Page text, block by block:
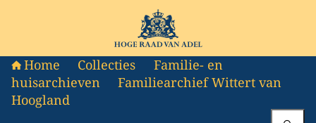
Naar de homepage van Hoge Raad van Adel
Home Collecties
Familie- en
huisarchieven
Familiearchief Wittert van
Hoogland